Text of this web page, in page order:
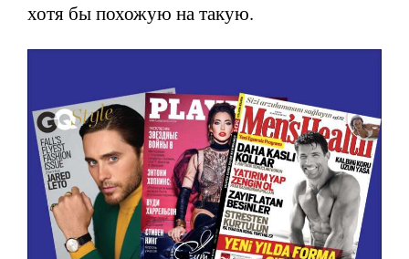
хотя бы похожую на такую.